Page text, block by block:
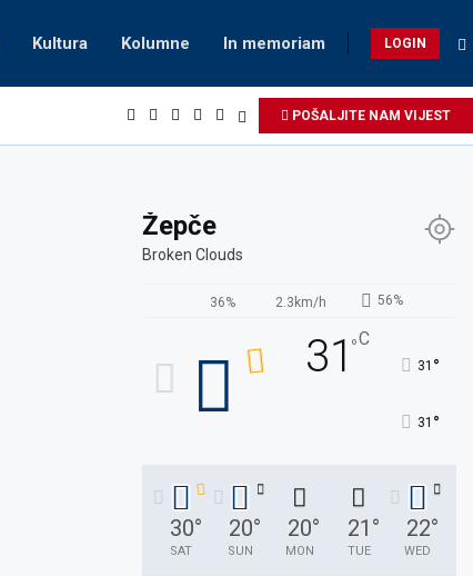
Kultura Kolumne In memoriam LOGIN
POŠALJITE NAM VIJEST
Žepče
Broken Clouds
36% 2.3km/h 56%
31°C
31 °
31 °
30°
SAT
20°
SUN
20°
MON
21 °
TUE
22°
WED